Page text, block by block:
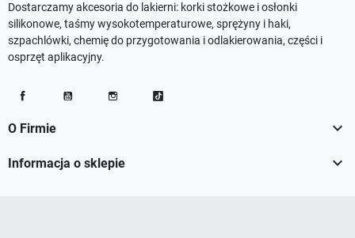
Dostarczamy akcesoria do lakierni: korki stożkowe i osłonki
silikonowe, taśmy wysokotemperaturowe, sprężyny i haki,
szpachlówki, chemię do przygotowania i odlakierowania, części i
osprzęt aplikacyjny.
O Firmie 
Informacja o sklepie 